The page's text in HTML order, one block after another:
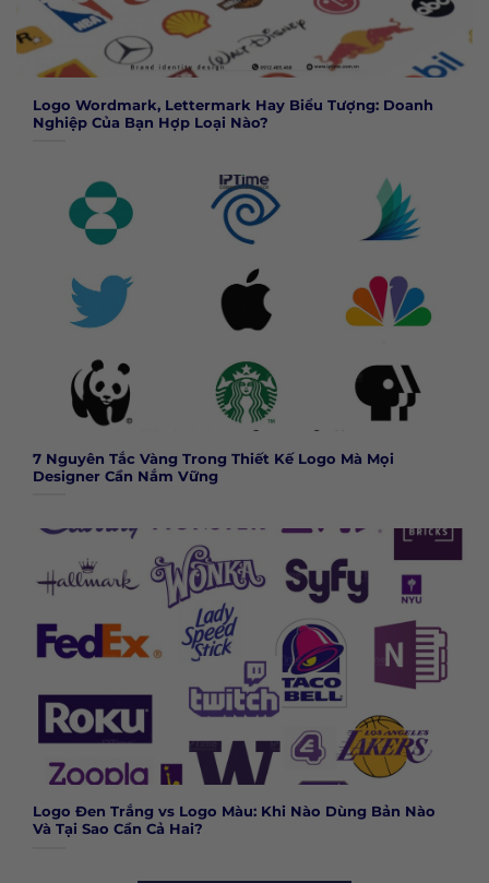
Logo Wordmark, Lettermark Hay Biểu Tượng: Doanh
Nghiệp Của Bạn Hợp Loại Nào?
7 Nguyên Tắc Vàng Trong Thiết Kế Logo Mà Mọi
Designer Cần Nắm Vững
Logo Đen Trắng vs Logo Màu: Khi Nào Dùng Bản Nào
Và Tại Sao Cần Cả Hai?